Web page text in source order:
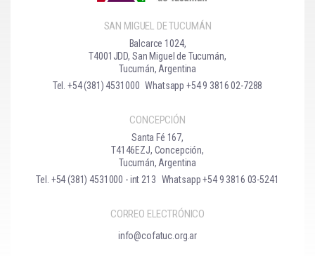
SAN MIGUEL DE TUCUMÁN
Balcarce 1024,
T4001JDD, San Miguel de Tucumán,
Tucumán, Argentina
Tel. +54 (381) 4531000 Whatsapp +54 9 3816 02-7288
CONCEPCIÓN
Santa Fé 167,
T4146EZJ, Concepción,
Tucumán, Argentina
Tel. +54 (381) 4531000 - int 213 Whatsapp +54 9 3816 03-5241
CORREO ELECTRÓNICO
info@cofatuc.org.ar